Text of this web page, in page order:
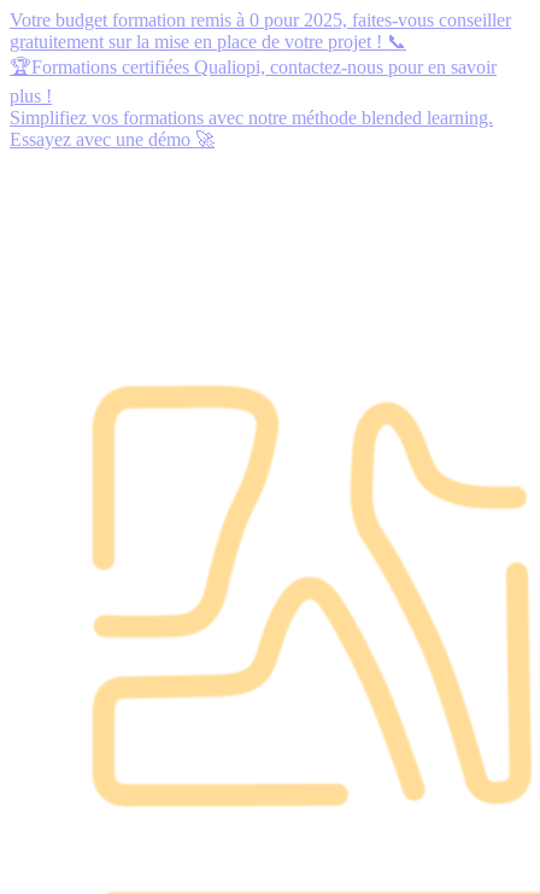
Votre budget formation remis à 0 pour 2025, faites-vous conseiller
gratuitement sur la mise en place de votre projet ! 📞
🏆Formations certifiées Qualiopi, contactez-nous pour en savoir
plus !
Simplifiez vos formations avec notre méthode blended learning.
Essayez avec une démo 🚀